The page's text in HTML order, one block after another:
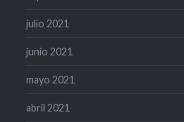
julio 2021
junio 2021
mayo 2021
abril 2021